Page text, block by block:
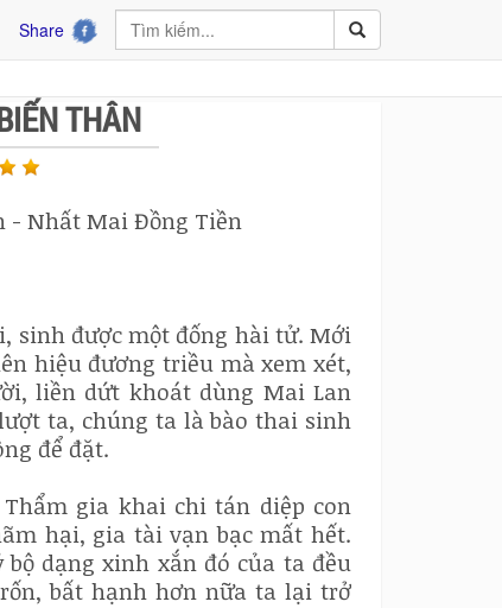
Share
THÂN
- Nhất Mai Đồng Tiền
sinh được một đống hài tử. Mới
hiệu đương triều mà xem xét,
liền dứt khoát dùng Mai Lan
ta, chúng ta là bào thai sinh
để đặt.
gia khai chi tán diệp con
hại, gia tài vạn bạc mất hết.
dạng xinh xắn đó của ta đều
bất hạnh hơn nữa ta lại trở